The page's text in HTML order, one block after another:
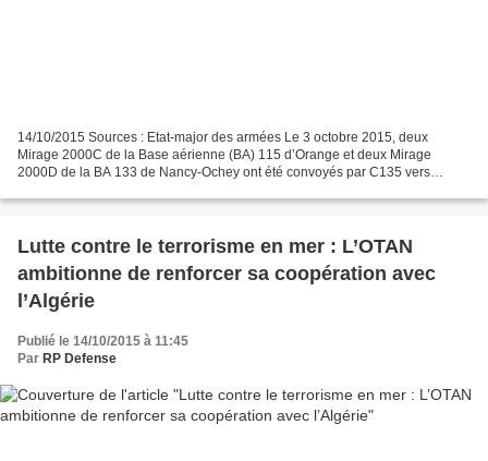
14/10/2015 Sources : Etat-major des armées Le 3 octobre 2015, deux
Mirage 2000C de la Base aérienne (BA) 115 d’Orange et deux Mirage
2000D de la BA 133 de Nancy-Ochey ont été convoyés par C135 vers
Lutte contre le terrorisme en mer : L’OTAN
ambitionne de renforcer sa coopération avec
l’Algérie
Publié le 14/10/2015 à 11:45
Par RP Defense